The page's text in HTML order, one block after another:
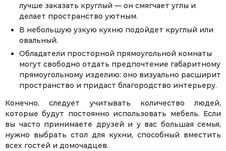
лучше заказать круглый — он смягчает углы и
делает пространство уютным.
В небольшую узкую кухню подойдет круглый или
овальный.
Обладатели просторной прямоугольной комнаты
могут свободно отдать предпочтение габаритному
прямоугольному изделию: оно визуально расширит
пространство и придаст благородство интерьеру.
Конечно, следует учитывать количество людей,
которые будут постоянно использовать мебель. Если
вы часто принимаете друзей и у вас большая семья,
нужно выбрать стол для кухни, способный вместить
всех гостей и домочадцев.